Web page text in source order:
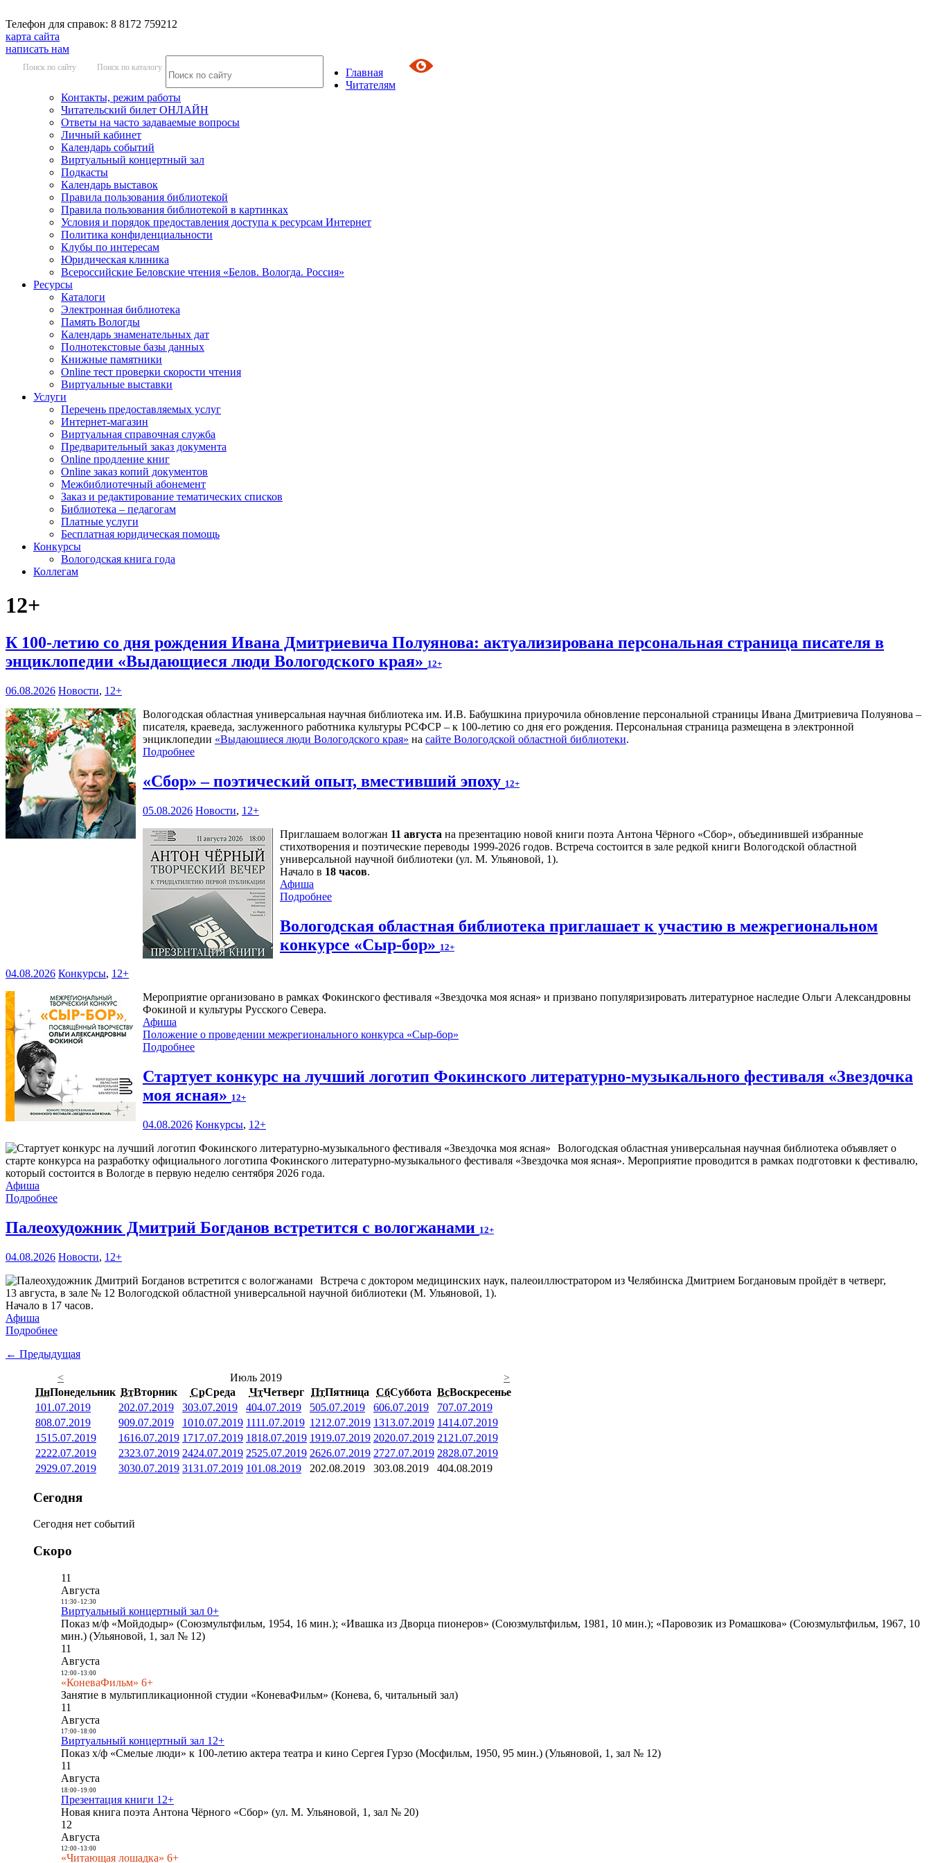
Телефон для справок: 8 8172 759212
карта сайта
написать нам
Поиск по сайту Поиск по каталогу
Главная
Читателям
Контакты, режим работы
Читательский билет ОНЛАЙН
Ответы на часто задаваемые вопросы
Личный кабинет
Календарь событий
Виртуальный концертный зал
Подкасты
Календарь выставок
Правила пользования библиотекой
Правила пользования библиотекой в картинках
Условия и порядок предоставления доступа к ресурсам Интернет
Политика конфиденциальности
Клубы по интересам
Юридическая клиника
Всероссийские Беловские чтения «Белов. Вологда. Россия»
Ресурсы
Каталоги
Электронная библиотека
Память Вологды
Календарь знаменательных дат
Полнотекстовые базы данных
Книжные памятники
Online тест проверки скорости чтения
Виртуальные выставки
Услуги
Перечень предоставляемых услуг
Интернет-магазин
Виртуальная справочная служба
Предварительный заказ документа
Online продление книг
Online заказ копий документов
Межбиблиотечный абонемент
Заказ и редактирование тематических списков
Библиотека – педагогам
Платные услуги
Бесплатная юридическая помощь
Конкурсы
Вологодская книга года
Коллегам
12+
К 100-летию со дня рождения Ивана Дмитриевича Полуянова: актуализирована персональная страница писателя в
энциклопедии «Выдающиеся люди Вологодского края» 12+
06.08.2026 Новости, 12+
Вологодская областная универсальная научная библиотека им. И.В. Бабушкина приурочила обновление персональной страницы Ивана Дмитриевича Полуянова –
писателя, краеведа, заслуженного работника культуры РСФСР – к 100‑летию со дня его рождения. Персональная страница размещена в электронной
энциклопедии «Выдающиеся люди Вологодского края» на сайте Вологодской областной библиотеки.
Подробнее
«Сбор» – поэтический опыт, вместивший эпоху 12+
05.08.2026 Новости, 12+
Приглашаем вологжан 11 августа на презентацию новой книги поэта Антона Чёрного «Сбор», объединившей избранные
стихотворения и поэтические переводы 1999-2026 годов. Встреча состоится в зале редкой книги Вологодской областной
универсальной научной библиотеки (ул. М. Ульяновой, 1).
Начало в 18 часов.
Афиша
Подробнее
Вологодская областная библиотека приглашает к участию в межрегиональном
конкурсе «Сыр-бор» 12+
04.08.2026 Конкурсы, 12+
Мероприятие организовано в рамках Фокинского фестиваля «Звездочка моя ясная» и призвано популяризировать литературное наследие Ольги Александровны
Фокиной и культуры Русского Севера.
Афиша
Положение о проведении межрегионального конкурса «Сыр-бор»
Подробнее
Стартует конкурс на лучший логотип Фокинского литературно-музыкального фестиваля «Звездочка
моя ясная» 12+
04.08.2026 Конкурсы, 12+
Вологодская областная универсальная научная библиотека объявляет о
старте конкурса на разработку официального логотипа Фокинского литературно-музыкального фестиваля «Звездочка моя ясная». Мероприятие проводится в рамках подготовки к фестивалю,
который состоится в Вологде в первую неделю сентября 2026 года.
Афиша
Подробнее
Палеохудожник Дмитрий Богданов встретится с вологжанами 12+
04.08.2026 Новости, 12+
Встреча с доктором медицинских наук, палеоиллюстратором из Челябинска Дмитрием Богдановым пройдёт в четверг,
13 августа, в зале № 12 Вологодской областной универсальной научной библиотеки (М. Ульяновой, 1).
Начало в 17 часов.
Афиша
Подробнее
← Предыдущая
<
Июль 2019
>
ПнПонедельник ВтВторник СрСреда ЧтЧетверг ПтПятница СбСуббота ВсВоскресенье
101.07.2019 202.07.2019 303.07.2019 404.07.2019 505.07.2019 606.07.2019 707.07.2019
808.07.2019 909.07.2019 1010.07.2019 1111.07.2019 1212.07.2019 1313.07.2019 1414.07.2019
1515.07.2019 1616.07.2019 1717.07.2019 1818.07.2019 1919.07.2019 2020.07.2019 21 21.07.2019
2222.07.2019 2323.07.2019 2424.07.2019 2525.07.2019 2626.07.2019 2727.07.2019 2828.07.2019
2929.07.2019 3030.07.2019 3131.07.2019 101.08.2019 202.08.2019 303.08.2019 404.08.2019
Сегодня
Сегодня нет событий
Скоро
11
Августа
11:30- 12:30
Виртуальный концертный зал 0+
Показ м/ф «Мойдодыр» (Союзмультфильм, 1954, 16 мин.); «Ивашка из Дворца пионеров» (Союзмультфильм, 1981, 10 мин.); «Паровозик из Ромашкова» (Союзмультфильм, 1967, 10
мин.) (Ульяновой, 1, зал № 12)
11
Августа
12:00- 13:00
«КоневаФильм» 6+
Занятие в мультипликационной студии «КоневаФильм» (Конева, 6, читальный зал)
11
Августа
17:00- 18:00
Виртуальный концертный зал 12+
Показ х/ф «Смелые люди» к 100-летию актера театра и кино Сергея Гурзо (Мосфильм, 1950, 95 мин.) (Ульяновой, 1, зал № 12)
11
Августа
18:00- 19:00
Презентация книги 12+
Новая книга поэта Антона Чёрного «Сбор» (ул. М. Ульяновой, 1, зал № 20)
12
Августа
12:00- 13:00
«Читающая лошадка» 6+